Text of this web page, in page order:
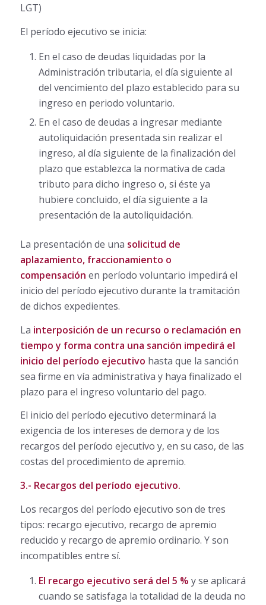
LGT)
El período ejecutivo se inicia:
En el caso de deudas liquidadas por la
Administración tributaria, el día siguiente al
del vencimiento del plazo establecido para su
ingreso en periodo voluntario.
En el caso de deudas a ingresar mediante
autoliquidación presentada sin realizar el
ingreso, al día siguiente de la finalización del
plazo que establezca la normativa de cada
tributo para dicho ingreso o, si éste ya
hubiere concluido, el día siguiente a la
presentación de la autoliquidación.
La presentación de una solicitud de
aplazamiento, fraccionamiento o
compensación en período voluntario impedirá el
inicio del período ejecutivo durante la tramitación
de dichos expedientes.
La interposición de un recurso o reclamación en
tiempo y forma contra una sanción impedirá el
inicio del período ejecutivo hasta que la sanción
sea firme en vía administrativa y haya finalizado el
plazo para el ingreso voluntario del pago.
El inicio del período ejecutivo determinará la
exigencia de los intereses de demora y de los
recargos del período ejecutivo y, en su caso, de las
costas del procedimiento de apremio.
3.- Recargos del período ejecutivo.
Los recargos del período ejecutivo son de tres
tipos: recargo ejecutivo, recargo de apremio
reducido y recargo de apremio ordinario. Y son
incompatibles entre sí.
El recargo ejecutivo será del 5 % y se aplicará
cuando se satisfaga la totalidad de la deuda no